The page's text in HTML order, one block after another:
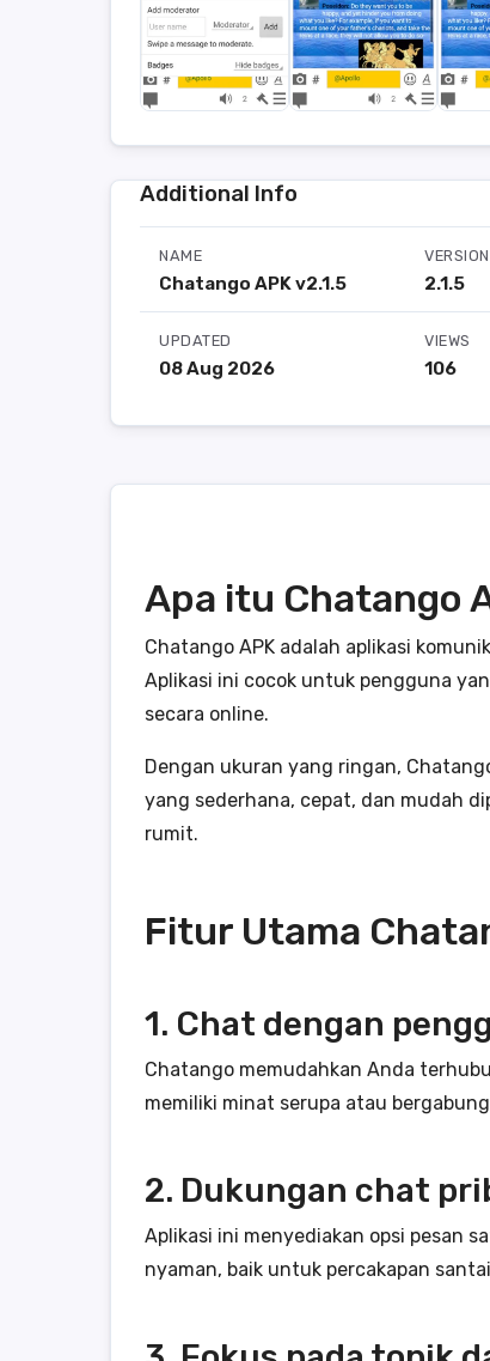
Additional Info
NAME
Chatango APK v2.1.5
VERSION
2.1.5
UPDATED
08 Aug 2026
VIEWS
106
Apa itu Chatango
Chatango APK adalah aplikasi
Aplikasi ini cocok untuk pengguna
secara online.
Dengan ukuran yang ringan,
yang sederhana, cepat, dan mudah
rumit.
Fitur Utama
1. Chat dengan
Chatango memudahkan Anda
memiliki minat serupa atau
2. Dukungan chat
Aplikasi ini menyediakan opsi pesan
nyaman, baik untuk percakapan